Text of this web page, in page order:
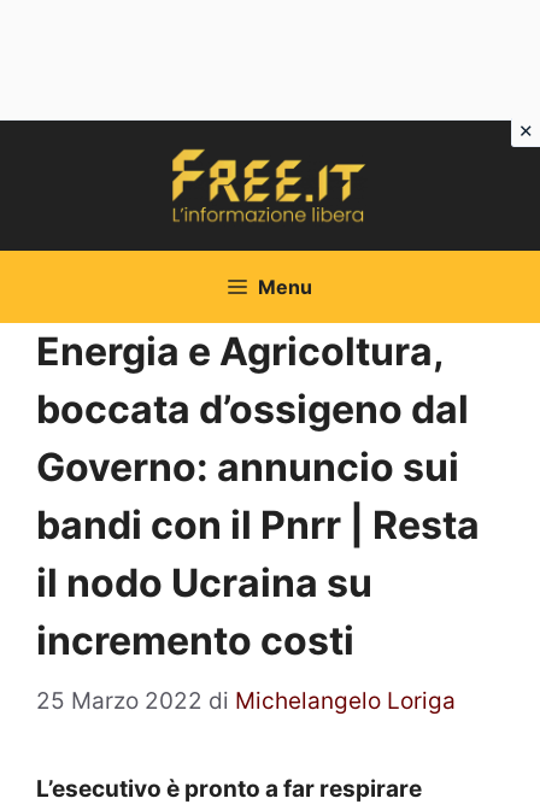
Menu
Energia e Agricoltura,
boccata d’ossigeno dal
Governo: annuncio sui
bandi con il Pnrr | Resta
il nodo Ucraina su
incremento costi
25 Marzo 2022 di Michelangelo Loriga
L’esecutivo è pronto a far respirare